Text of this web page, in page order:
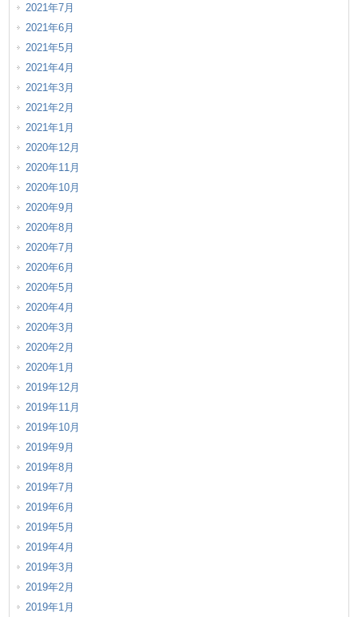
2021年7月
2021年6月
2021年5月
2021年4月
2021年3月
2021年2月
2021年1月
2020年12月
2020年11月
2020年10月
2020年9月
2020年8月
2020年7月
2020年6月
2020年5月
2020年4月
2020年3月
2020年2月
2020年1月
2019年12月
2019年11月
2019年10月
2019年9月
2019年8月
2019年7月
2019年6月
2019年5月
2019年4月
2019年3月
2019年2月
2019年1月